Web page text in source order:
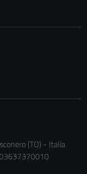
(TO) - Italia